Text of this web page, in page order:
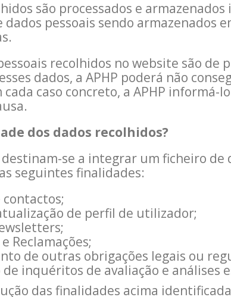
são processados e
pessoais sendo armazenados
recolhidos no website são
dados, a APHP poderá não
cada caso concreto, a APHP
dos dados recolhidos?
destinam-se a integrar um ficheiro
seguintes finalidades:
de perfil de utilizador;
Reclamações;
de outras obrigações legais ou
de inquéritos de avaliação e análises
das finalidades acima